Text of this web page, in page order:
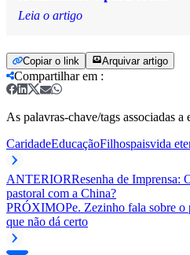
Leia o artigo
Copiar o link Arquivar artigo
Compartilhar em :
As palavras-chave/tags associadas a
CaridadeEducaçãoFilhospaisvida
ANTERIORResenha de Imprensa:
pastoral com a China?
PRÓXIMOPe. Zezinho fala sobre o
que não dá certo